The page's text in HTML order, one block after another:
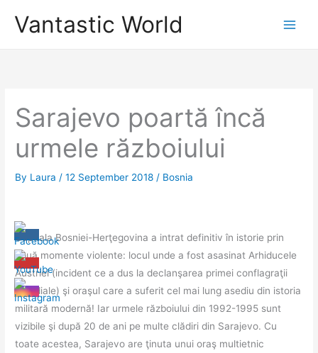
Vantastic World
Sarajevo poartă încă
urmele războiului
By Laura/12 September 2018/ Bosnia
Capitala Bosniei-Herţegovina a intrat definitiv în istorie prin
două momente violente: locul unde a fost asasinat Arhiducele
Austriei (incident ce a dus la declanşarea primei conflagraţii
mondiale) şi oraşul care a suferit cel mai lung asediu din istoria
militară modernă! Iar urmele războiului din 1992-1995 sunt
vizibile şi după 20 de ani pe multe clădiri din Sarajevo. Cu
toate acestea, Sarajevo are ţinuta unui oraş multietnic